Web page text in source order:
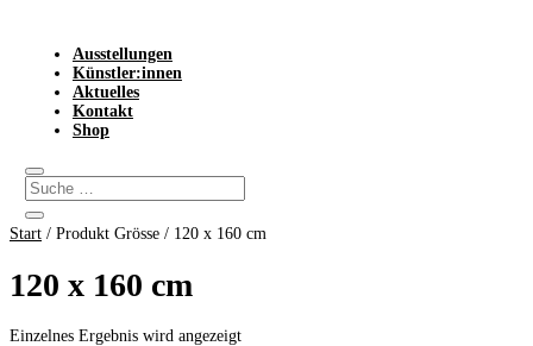
Ausstellungen
Künstler:innen
Aktuelles
Kontakt
Shop
Start / Produkt Grösse / 120 x 160 cm
120 x 160 cm
Einzelnes Ergebnis wird angezeigt